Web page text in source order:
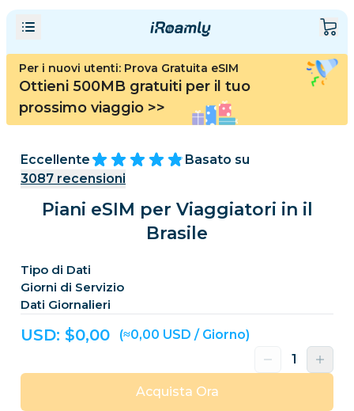
Per i nuovi utenti: Prova Gratuita eSIM
Ottieni 500MB gratuiti per il tuo
prossimo viaggio >>
Eccellente
Basato su
3087 recensioni
Piani eSIM per Viaggiatori in il
Brasile
Tipo di Dati
Giorni di Servizio
Dati Giornalieri
USD: $0,00 (≈0,00 USD / Giorno)
Acquista Ora